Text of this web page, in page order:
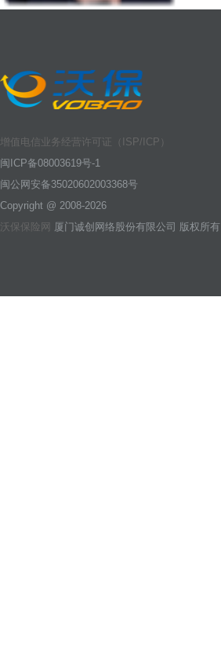
增值电信业务经营许可证（ISP/ICP）
闽ICP备08003619号-1
闽公网安备35020602003368号
Copyright @ 2008-2026
沃保保险网 厦门诚创网络股份有限公司 版权所有